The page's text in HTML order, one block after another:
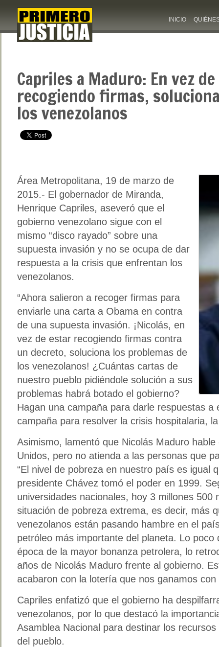
INICIO
Capriles a Maduro: En vez
recogiendo firmas,
los venezolanos
Área Metropolitana, 19 de marzo de
2015.- El gobernador de Miranda,
Henrique Capriles, aseveró que el
gobierno venezolano sigue con el
mismo “disco rayado” sobre una
supuesta invasión y no se ocupa de dar
respuesta a la crisis que enfrentan los
venezolanos.
“Ahora salieron a recoger firmas para
enviarle una carta a Obama en contra
de una supuesta invasión. ¡Nicolás, en
vez de estar recogiendo firmas contra
un decreto, soluciona los problemas de
los venezolanos! ¿Cuántas cartas de
nuestro pueblo pidiéndole solución a sus
problemas habrá botado el gobierno?
Hagan una campaña para darle respuestas a
campaña para resolver la crisis hospitalaria,
Asimismo, lamentó que Nicolás Maduro
Unidos, pero no atienda a las personas que
“El nivel de pobreza en nuestro país es igual
presidente Chávez tomó el poder en 1999.
universidades nacionales, hoy 3 millones 500
situación de pobreza extrema, es decir, más
venezolanos están pasando hambre en el
petróleo más importante del planeta. Lo poco
época de la mayor bonanza petrolera, lo
años de Nicolás Maduro frente al gobierno.
acabaron con la lotería que nos ganamos con
Capriles enfatizó que el gobierno ha
venezolanos, por lo que destacó la
Asamblea Nacional para destinar los
del pueblo.